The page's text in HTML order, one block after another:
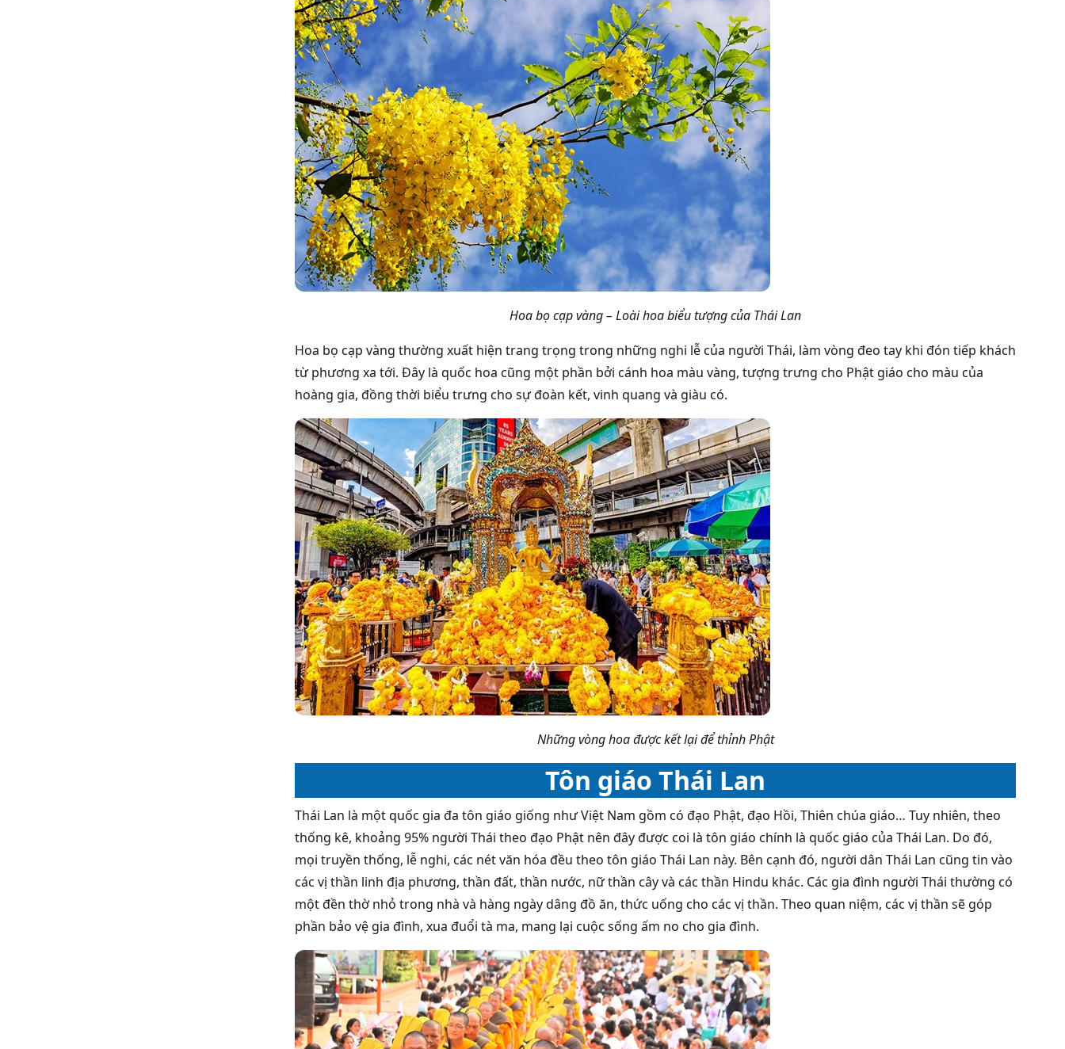
Hoa bọ cạp vàng – Loài hoa biểu tượng của Thái Lan
Hoa bọ cạp vàng thường xuất hiện trang trọng trong những nghi lễ của người Thái, làm vòng đeo tay khi đón tiếp khách
từ phương xa tới. Đây là quốc hoa cũng một phần bởi cánh hoa màu vàng, tượng trưng cho Phật giáo cho màu của
hoàng gia, đồng thời biểu trưng cho sự đoàn kết, vinh quang và giàu có.
Những vòng hoa được kết lại để thỉnh Phật
Tôn giáo Thái Lan
Thái Lan là một quốc gia đa tôn giáo giống như Việt Nam gồm có đạo Phật, đạo Hồi, Thiên chúa giáo… Tuy nhiên, theo
thống kê, khoảng 95% người Thái theo đạo Phật nên đây được coi là tôn giáo chính là quốc giáo của Thái Lan. Do đó,
mọi truyền thống, lễ nghi, các nét văn hóa đều theo tôn giáo Thái Lan này. Bên cạnh đó, người dân Thái Lan cũng tin vào
các vị thần linh địa phương, thần đất, thần nước, nữ thần cây và các thần Hindu khác. Các gia đình người Thái thường có
một đền thờ nhỏ trong nhà và hàng ngày dâng đồ ăn, thức uống cho các vị thần. Theo quan niệm, các vị thần sẽ góp
phần bảo vệ gia đình, xua đuổi tà ma, mang lại cuộc sống ấm no cho gia đình.